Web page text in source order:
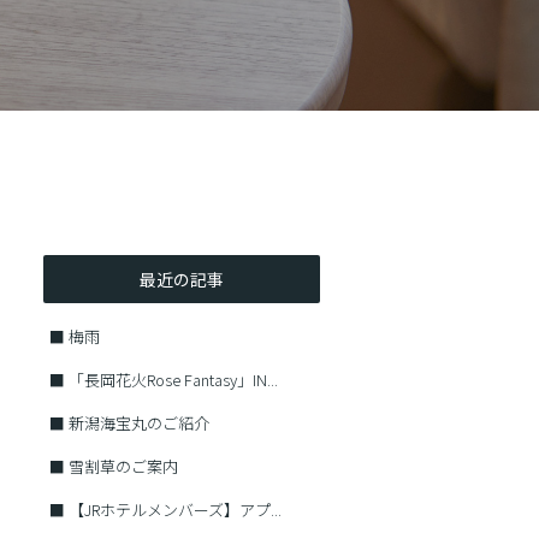
最近の記事
■ 梅雨
■
「長岡花火Rose Fantasy」IN...
■ 新潟海宝丸のご紹介
■ 雪割草のご案内
■
【JRホテルメンバーズ】アプ...